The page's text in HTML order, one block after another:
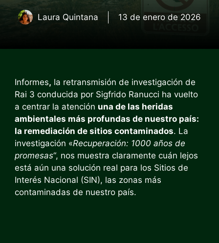
Laura Quintana 13 de enero de 2026
Informes, la retransmisión de investigación de
Rai 3 conducida por Sigfrido Ranucci ha vuelto
a centrar la atención una de las heridas
ambientales más profundas de nuestro país:
la remediación de sitios contaminados. La
investigación «Recuperación: 1000 años de
promesas“, nos muestra claramente cuán lejos
está aún una solución real para los Sitios de
Interés Nacional (SIN), las zonas más
contaminadas de nuestro país.